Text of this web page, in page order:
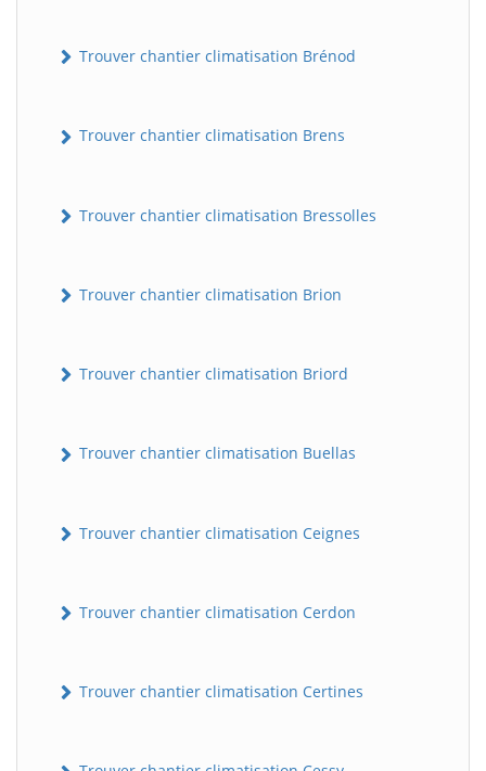
Trouver chantier climatisation Brénod
Trouver chantier climatisation Brens
Trouver chantier climatisation Bressolles
Trouver chantier climatisation Brion
Trouver chantier climatisation Briord
Trouver chantier climatisation Buellas
Trouver chantier climatisation Ceignes
Trouver chantier climatisation Cerdon
Trouver chantier climatisation Certines